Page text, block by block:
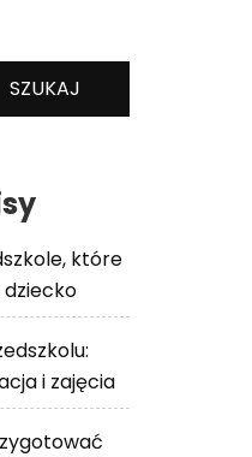
SZUKAJ
które
i zajęcia